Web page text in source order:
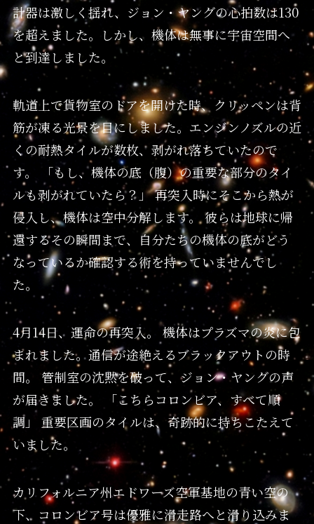
計器は激しく揺れ、ジョン・ヤングの心拍数は130
を超えました。しかし、機体は無事に宇宙空間へ
と到達しました。
軌道上で貨物室のドアを開けた時、クリッペンは背
筋が凍る光景を目にしました。エンジンノズルの近
くの耐熱タイルが数枚、剥がれ落ちていたので
す。 「もし、機体の底（腹）の重要な部分のタイ
ルも剥がれていたら？」 再突入時にそこから熱が
侵入し、機体は空中分解します。 彼らは地球に帰
還するその瞬間まで、自分たちの機体の底がどう
なっているか確認する術を持っていませんでし
た。
4月14日、運命の再突入。 機体はプラズマの炎に包
まれました。通信が途絶えるブラックアウトの時
間。 管制室の沈黙を破って、ジョン・ヤングの声
が届きました。 「こちらコロンビア、すべて順
調」 重要区画のタイルは、奇跡的に持ちこたえて
いました。
カリフォルニア州エドワーズ空軍基地の青い空の
下、コロンビア号は優雅に滑走路へと滑り込みま